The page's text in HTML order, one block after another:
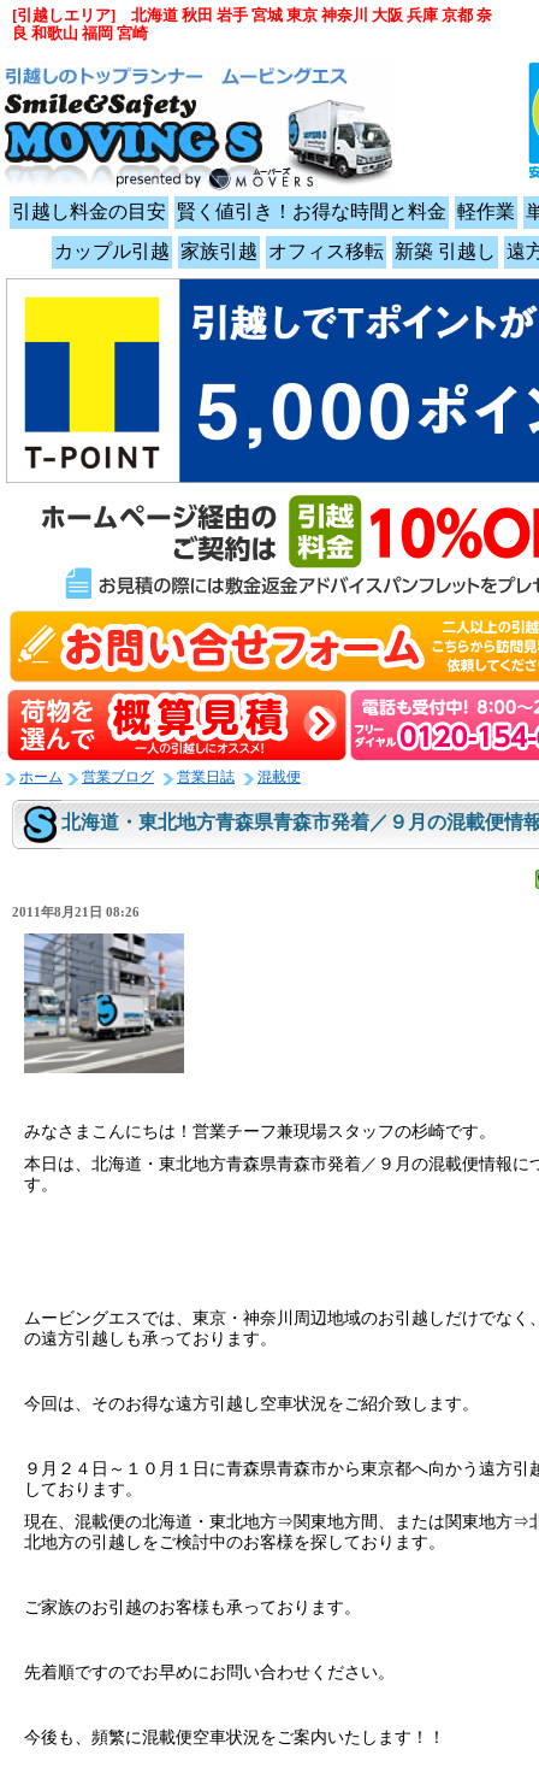
引越し料金の目安 賢く値引き！お得な時間と料金 軽作業
カップル引越 家族引越 オフィス移転 新築 引越し 遠
ホーム 営業ブログ 営業日誌 混載便
北海道・東北地方青森県青森市発着／９月の混載便情
2011年8月21日 08:26
みなさまこんにちは！営業チーフ兼現場スタッフの杉崎です。
本日は、北海道・東北地方青森県青森市発着／９月の混載便情報に
す。
ムービングエスでは、東京・神奈川周辺地域のお引越しだけでなく
の遠方引越しも承っております。
今回は、そのお得な遠方引越し空車状況をご紹介致します。
９月２４日～１０月１日に青森県青森市から東京都へ向かう遠方引
しております。
現在、混載便の北海道・東北地方⇒関東地方間、または関東地方⇒
北地方の引越しをご検討中のお客様を探しております。
ご家族のお引越のお客様も承っております。
先着順ですのでお早めにお問い合わせください。
今後も、頻繁に混載便空車状況をご案内いたします！！
[引越しエリア] 北海道 秋田 岩手 宮城 東京 神奈川 大阪 兵庫 京都 奈
良 和歌山 福岡 宮崎